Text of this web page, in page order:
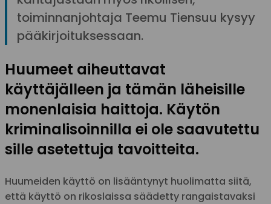
toiminnanjohtaja Teemu Tiensuu kysyy
pääkirjoituksessaan.
Huumeet aiheuttavat
käyttäjälleen ja tämän läheisille
monenlaisia haittoja. Käytön
kriminalisoinnilla ei ole saavutettu
sille asetettuja tavoitteita.
Huumeiden käyttö on lisääntynyt huolimatta siitä,
että käyttö on rikoslaissa säädetty rangaistavaksi